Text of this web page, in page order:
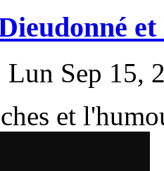
Lun Sep 15,
et